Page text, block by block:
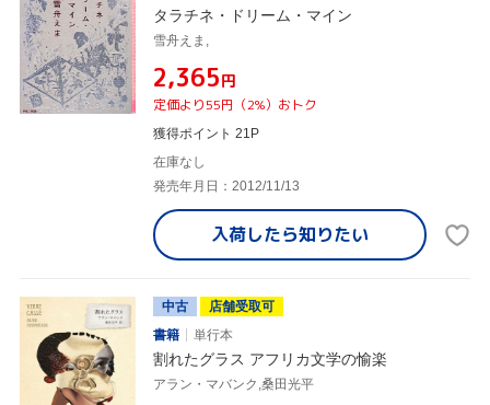
タラチネ・ドリーム・マイン
雪舟えま,
¥2,365円
定価より55円（2%）おトク
獲得ポイント 21P
在庫なし
発売年月日：2012/11/13
入荷したら知りたい
中古
店舗受取可
書籍
単行本
割れたグラス アフリカ文学の愉楽
アラン・マバンク,桑田光平